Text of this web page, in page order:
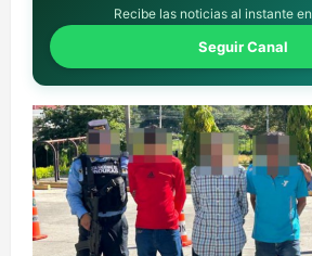
Recibe las noticias al instante
Seguir Canal